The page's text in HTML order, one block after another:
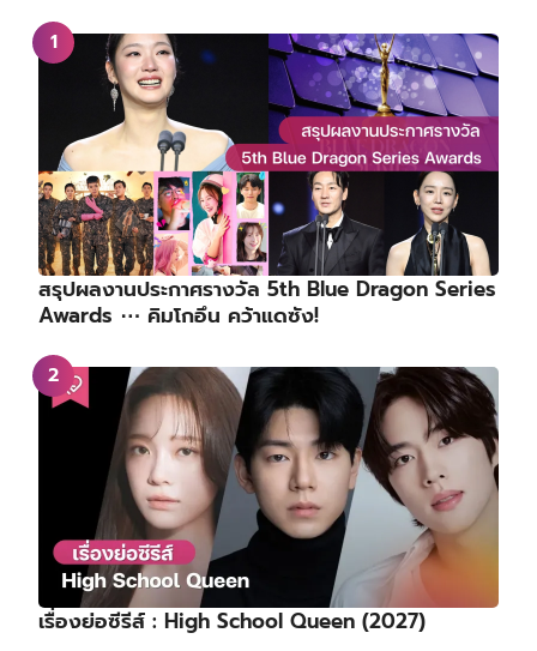
สรุปผลงานประกาศรางวัล 5th Blue Dragon Series
Awards ⋯ คิมโกอึน คว้าแดซัง!
เรื่องย่อซีรีส์ : High School Queen (2027)